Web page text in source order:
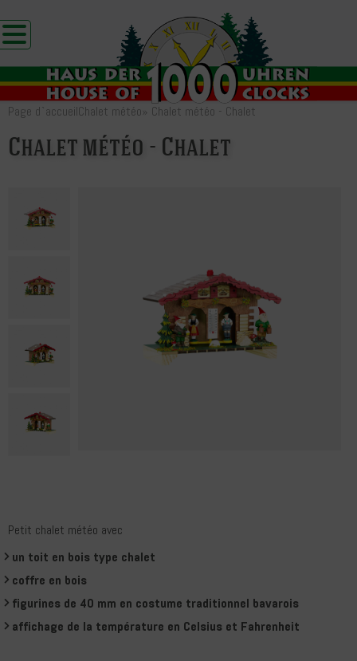
Page d`accueilChalet météo» Chalet météo - Chalet
Chalet météo - Chalet
Petit chalet météo avec
un toit en bois type chalet
coffre en bois
figurines de 40 mm en costume traditionnel bavarois
affichage de la température en Celsius et Fahrenheit